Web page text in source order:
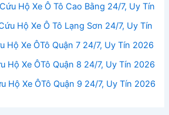
Hộ Xe Ô Tô Cao Bằng 24/7, Uy Tín
Hộ Xe Ô Tô Lạng Sơn 24/7, Uy Tín
Hộ Xe ÔTô Quận 7 24/7, Uy Tín 2026
Hộ Xe ÔTô Quận 8 24/7, Uy Tín 2026
Hộ Xe ÔTô Quận 9 24/7, Uy Tín 2026